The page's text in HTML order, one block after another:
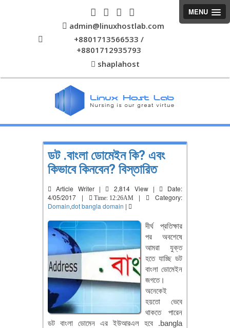
MENU
admin@linuxhostlab.com
+8801713566533 /
+8801712935793
shaplahost
ডট .বাংলা ডোমেইন কি? এবং
কিভাবে কিনবেন? বিস্তারিত
Article Writer | 2,814 View |
Date:
4/05/2017 |
Time: 12:26AM |
Category:
Domain,dot bangla domain |
দীর্ঘ প্রতিক্ষার
পর অবশেষে
আমরা যুক্ত
হতে যাচ্ছি ডট
বাংলা ডোমেইন
জগতে।
অনেকেই
হয়তো ভেবে
থাকতে পারেন
ডট বাংলা ডোমেন এর ইউআরএল হবে .bangla